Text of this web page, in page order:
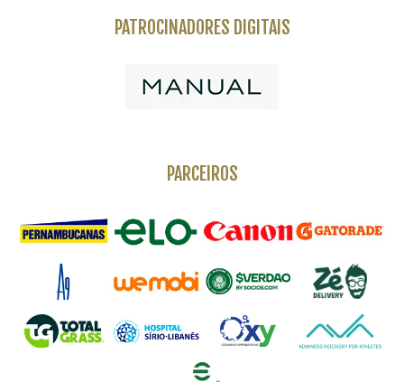
PATROCINADORES DIGITAIS
PARCEIROS